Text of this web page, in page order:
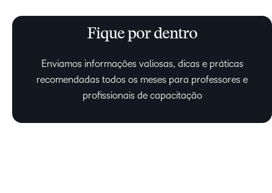
Fique por dentro
Enviamos informações valiosas, dicas e práticas
recomendadas todos os meses para professores e
profissionais de capacitação